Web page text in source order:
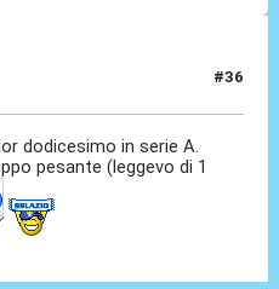
#36
dodicesimo in serie A.
pesante (leggevo di 1